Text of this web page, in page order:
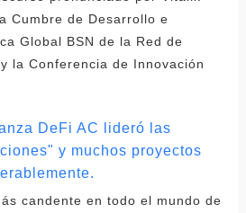
Cumbre de Desarrollo e
Global BSN de la Red de
la Conferencia de Innovación
DeFi AC lideró las
y muchos proyectos
candente en todo el mundo de